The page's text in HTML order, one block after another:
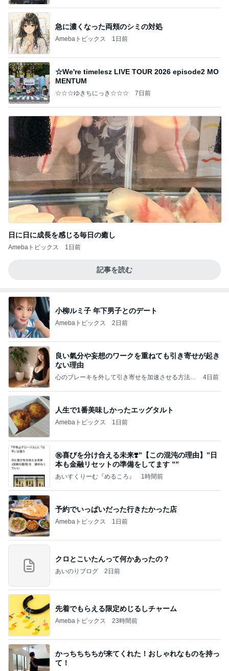
急に濃くなった両頬のシミの対処
Amebaトピックス 1日前
☆We're timelesz LIVE TOUR 2026 episode2 MO
MENTUM
☆☆☆ゆきちにっき☆☆☆ 7日前
日に日に成長を感じる毎日の癒し
Amebaトピックス 1日前
記事を読む
小柳ルミ子 年下男子とのデート
Amebaトピックス 2日前
良い氣分や妄想のワークを重ねても引き寄せが起き
ない理由
心のブレーキを外して引き寄せを加速させる方法：
4日前
人生で1番美味しかったエッグタルト
Amebaトピックス 1日前
㊗️喜びを分け合える未来❣️”【この混沌の理由】”⽇
本も⾦融リセットの準備をしてます ””
あいすくりーむ『めるころ』 1時間前
予約でいっぱいだった行きたかった店
Amebaトピックス 1日前
クロとこいたんって何かあったの？
あいのりブログ 2日前
先着でもらえる限定めじるしチャーム
Amebaトピックス 23時間前
かっちちちちが来てくれた！おしゃれなものを持っ
て！